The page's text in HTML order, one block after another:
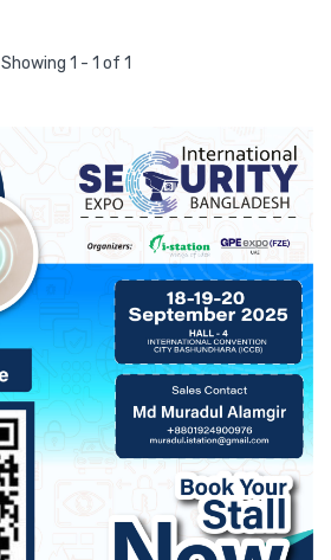
Showing 1 - 1 of 1